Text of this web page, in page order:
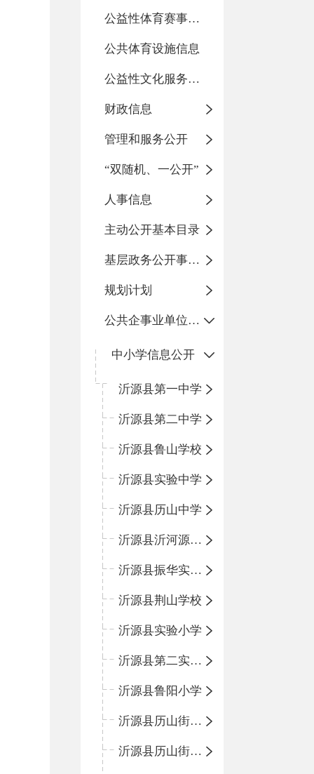
公益性体育赛事活动
公共体育设施信息
公益性文化服务活动
财政信息
管理和服务公开
“双随机、一公开”
人事信息
主动公开基本目录
基层政务公开事项标准目录
规划计划
公共企事业单位信息公开
中小学信息公开
沂源县第一中学
沂源县第二中学
沂源县鲁山学校
沂源县实验中学
沂源县历山中学
沂源县沂河源学校
沂源县振华实验学校
沂源县荆山学校
沂源县实验小学
沂源县第二实验小学
沂源县鲁阳小学
沂源县历山街道办事处振兴路小学
沂源县历山街道办事处荆山路小学